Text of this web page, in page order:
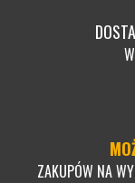
ZAKUPÓW NA